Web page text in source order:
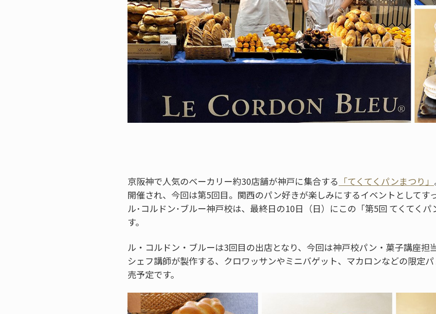
京阪神で人気のベーカリー約30店舗が神戸に集合する 「てくてくパンまつり」
開催され、今回は第5回目。関西のパン好きが楽しみにするイベントとしてす
ル･コルドン･ブルー神戸校は、最終日の10日（日）にこの「第5回 てくてく
す。
ル・コルドン・ブルーは3回目の出店となり、今回は神戸校パン・菓子講座担
シェフ講師が製作する、クロワッサンやミニバゲット、マカロンなどの限定
売予定です。